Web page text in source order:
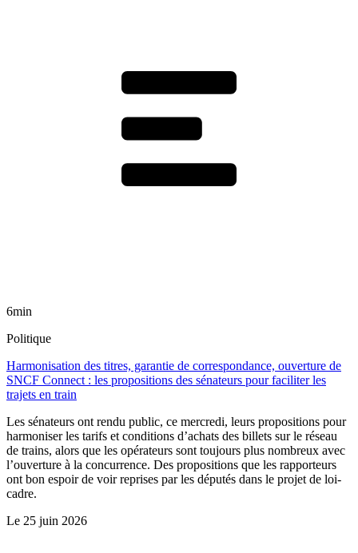
6min
Politique
Harmonisation des titres, garantie de correspondance, ouverture de
SNCF Connect : les propositions des sénateurs pour faciliter les
trajets en train
Les sénateurs ont rendu public, ce mercredi, leurs propositions pour
harmoniser les tarifs et conditions d’achats des billets sur le réseau
de trains, alors que les opérateurs sont toujours plus nombreux avec
l’ouverture à la concurrence. Des propositions que les rapporteurs
ont bon espoir de voir reprises par les députés dans le projet de loi-
cadre.
Le 25 juin 2026